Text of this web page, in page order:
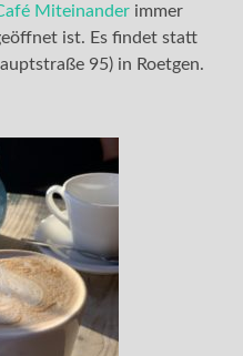
Miteinander immer
ist. Es findet statt
95) in Roetgen.